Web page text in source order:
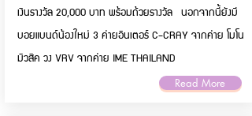
เงินรางวัล 20,000 บาท พร้อมถ้วยรางวัล นอกจากนี้ยังมี
บอยแบนด์น้องใหม่ 3 ค่ายอินเตอร์ C-CRAY จากค่าย โมโน
มิวสิค วง VRV จากค่าย IME THAILAND
Read More